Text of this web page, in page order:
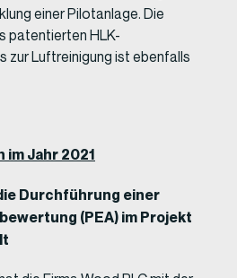
einer Pilotanlage. Die
patentierten HLK-
zur Luftreinigung ist ebenfalls
Jahr 2021
Durchführung einer
(PEA) im Projekt